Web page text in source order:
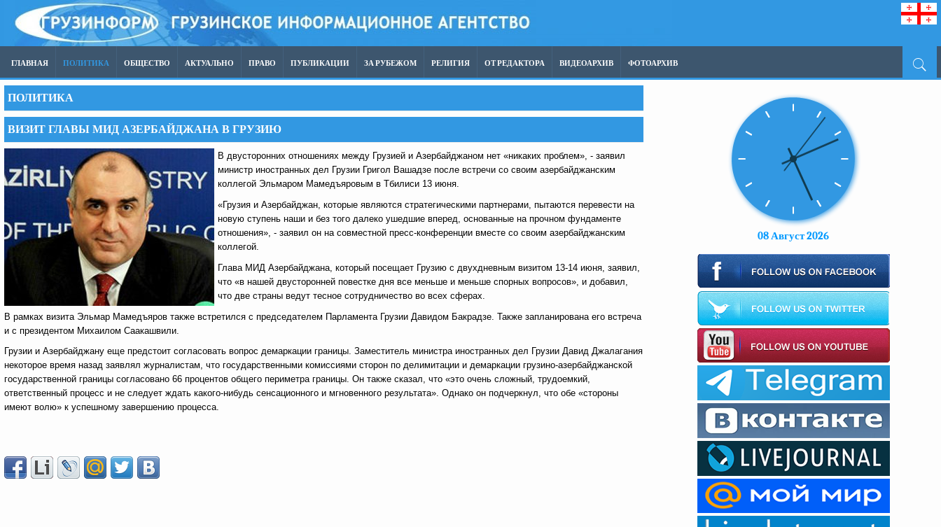
ГЛАВНАЯ ПОЛИТИКА ОБЩЕСТВО АКТУАЛЬНО ПРАВО ПУБЛИКАЦИИ ЗА РУБЕЖОМ РЕЛИГИЯ ОТ РЕДАКТОРА ВИДЕОАРХИВ ФОТОАРХИВ
ПОЛИТИКА
ВИЗИТ ГЛАВЫ МИД АЗЕРБАЙДЖАНА В ГРУЗИЮ
В двусторонних отношениях между Грузией и Азербайджаном нет «никаких проблем», - заявил
министр иностранных дел Грузии Григол Вашадзе после встречи со своим азербайджанским
коллегой Эльмаром Мамедъяровым в Тбилиси 13 июня.
«Грузия и Азербайджан, которые являются стратегическими партнерами, пытаются перевести на
новую ступень наши и без того далеко ушедшие вперед, основанные на прочном фундаменте
отношения», - заявил он на совместной пресс-конференции вместе со своим азербайджанским
коллегой.
Глава МИД Азербайджана, который посещает Грузию с двухдневным визитом 13-14 июня, заявил,
что «в нашей двусторонней повестке дня все меньше и меньше спорных вопросов», и добавил,
что две страны ведут тесное сотрудничество во всех сферах.
В рамках визита Эльмар Мамедъяров также встретился с председателем Парламента Грузии Давидом Бакрадзе. Также запланирована его встреча
и с президентом Михаилом Саакашвили.
Грузии и Азербайджану еще предстоит согласовать вопрос демаркации границы. Заместитель министра иностранных дел Грузии Давид Джалагания
некоторое время назад заявлял журналистам, что государственными комиссиями сторон по делимитации и демаркации грузино-азербайджанской
государственной границы согласовано 66 процентов общего периметра границы. Он также сказал, что «это очень сложный, трудоемкий,
ответственный процесс и не следует ждать какого-нибудь сенсационного и мгновенного результата». Однако он подчеркнул, что обе «стороны
имеют волю» к успешному завершению процесса.
08 Август 2026